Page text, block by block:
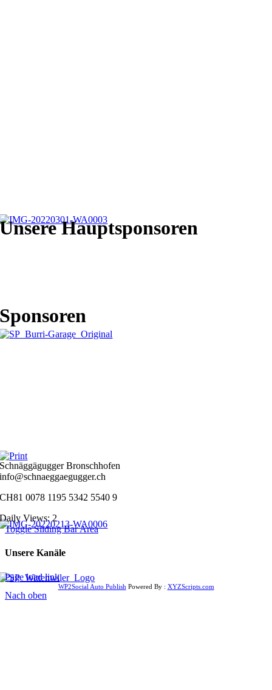
Unsere Hauptsponsoren
Sponsoren
Schnäggägugger Bronschhofen
info@schnaeggaegugger.ch
CH81 0078 1195 5342 5540 9
Daily Views: 2
Toggle Sliding Bar Area
Unsere Kanäle
Page load link
WP2Social Auto Publish Powered By : XYZScripts.com
Nach oben